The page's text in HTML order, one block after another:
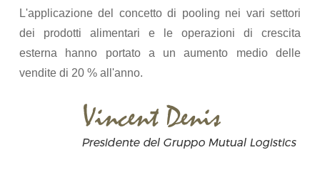
L'applicazione del concetto di pooling nei vari settori
dei prodotti alimentari e le operazioni di crescita
esterna hanno portato a un aumento medio delle
vendite di 20 % all'anno.